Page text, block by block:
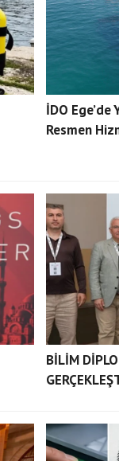
İDO
Resmen
BİLİM